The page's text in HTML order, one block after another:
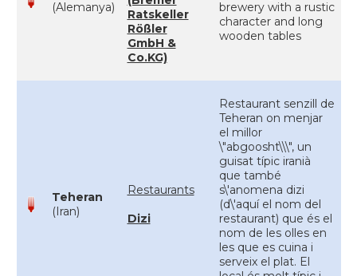
(Alemanya)
Ratskeller
Rößler
GmbH &
Co.KG)
brewery with a rustic
character and long
wooden tables
Teheran
(Iran)
Restaurants
Dizi
Restaurant senzill de
Teheran on menjar
el millor
\"abgoosht\\\", un
guisat típic iranià
que també
s\'anomena dizi
(d\'aquí el nom del
restaurant) que és el
nom de les olles en
les que es cuina i
serveix el plat. El